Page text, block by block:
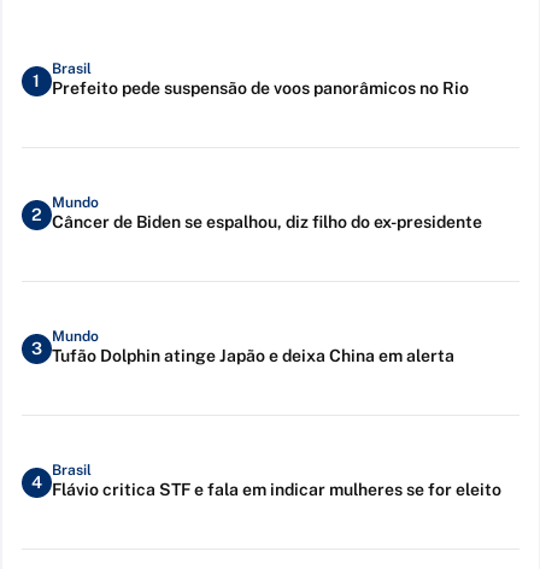
1
Brasil
Prefeito pede suspensão de voos panorâmicos no Rio
2
Mundo
Câncer de Biden se espalhou, diz filho do ex-presidente
3
Mundo
Tufão Dolphin atinge Japão e deixa China em alerta
4
Brasil
Flávio critica STF e fala em indicar mulheres se for eleito